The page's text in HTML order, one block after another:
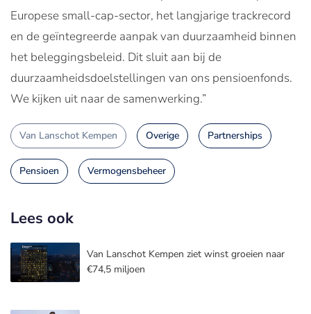
Europese small-cap-sector, het langjarige trackrecord
en de geïntegreerde aanpak van duurzaamheid binnen
het beleggingsbeleid. Dit sluit aan bij de
duurzaamheidsdoelstellingen van ons pensioenfonds.
We kijken uit naar de samenwerking.”
Van Lanschot Kempen Overige Partnerships
Pensioen Vermogensbeheer
Lees ook
Van Lanschot Kempen ziet winst groeien naar
€74,5 miljoen